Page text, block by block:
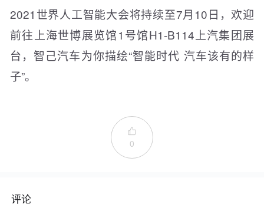
2021世界人工智能大会将持续至7月10日，欢迎
前往上海世博展览馆1号馆H1-B114上汽集团展
台，智己汽车为你描绘“智能时代 汽车该有的样
子”。

0
评论